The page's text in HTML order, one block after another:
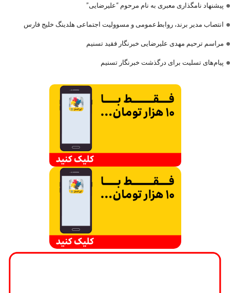
پیشنهاد نامگذاری معبری به نام مرحوم “علیرضایی”
انتصاب مدیر برند، روابط‌عمومی و مسوولیت اجتماعی هلدینگ خلیج فارس
مراسم ترحیم مهدی علیرضایی خبرنگار فقید تسنیم
پیام‌های تسلیت برای درگذشت خبرنگار تسنیم